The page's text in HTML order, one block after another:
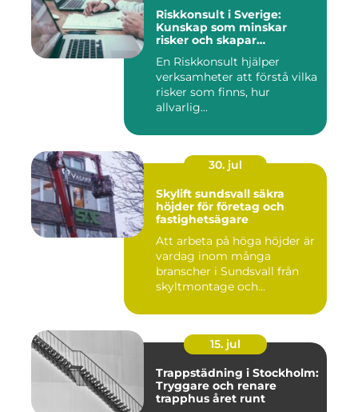
Riskkonsult i Sverige:
Kunskap som minskar
risker och skapar
En Riskkonsult hjälper
verksamheter att förstå vilka
risker som finns, hur
allvarlig...
30. jul
Skylift sundsvall säkra
höjder för företag och
fastighetsägare
Att arbeta på höga höjder är
vardag inom många
branscher i Sundsvall från
skyltmontage och
15. jul
Trappstädning i Stockholm:
Tryggare och renare
trapphus året runt